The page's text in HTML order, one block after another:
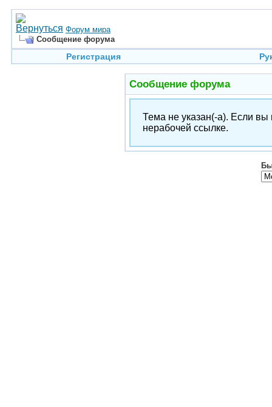
Форум мира
Сообщение форума
Регистрация
Сообщение форума
Тема не указан(-а). Если
нерабочей ссылке.